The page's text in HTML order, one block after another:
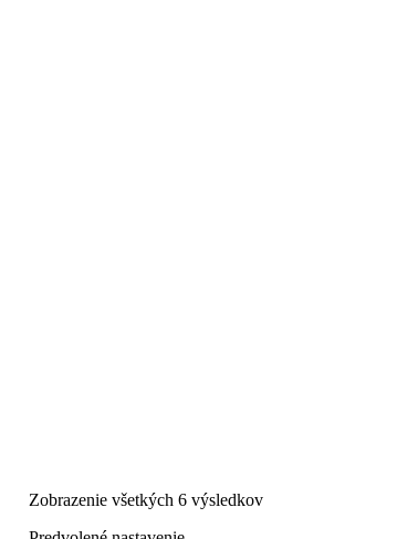
Zobrazenie všetkých 6 výsledkov